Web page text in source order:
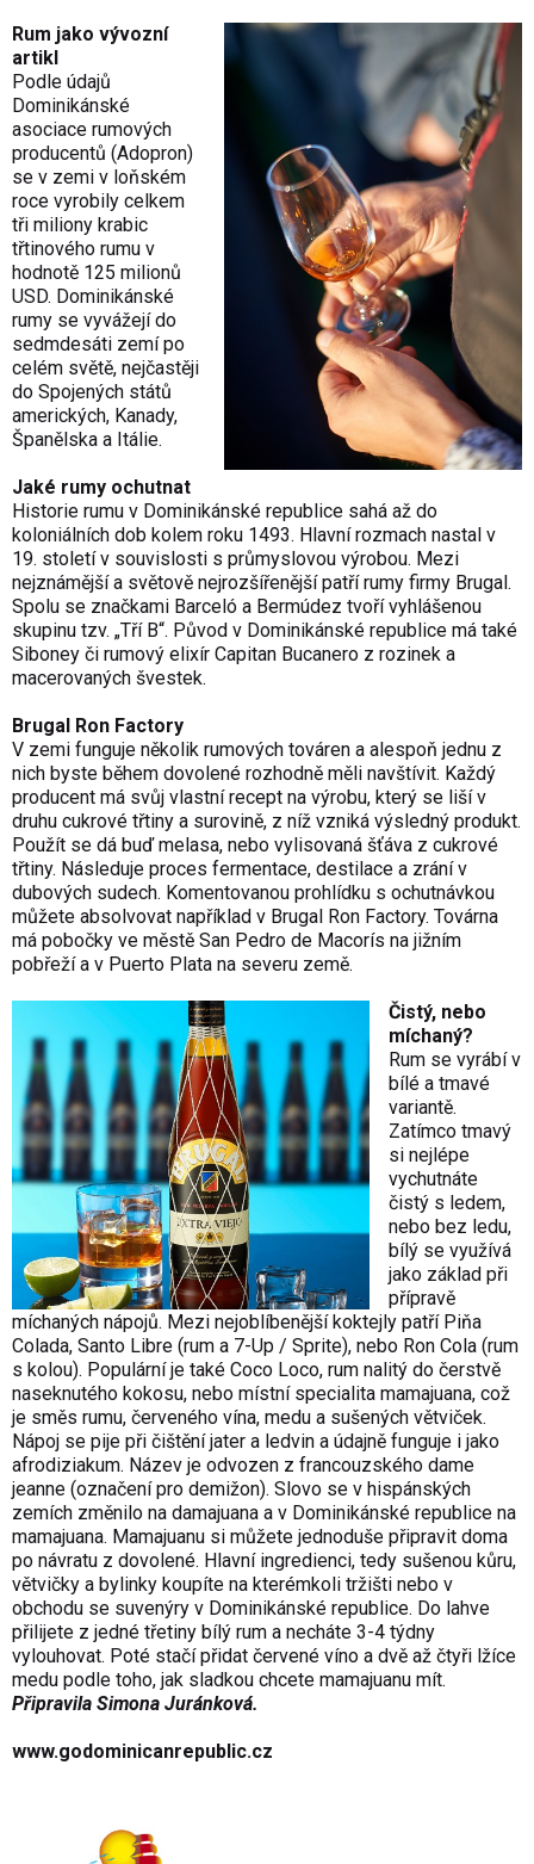
Rum jako vývozní
artikl
Podle údajů
Dominikánské
asociace rumových
producentů (Adopron)
se v zemi v loňském
roce vyrobily celkem
tři miliony krabic
třtinového rumu v
hodnotě 125 milionů
USD. Dominikánské
rumy se vyvážejí do
sedmdesáti zemí po
celém světě, nejčastěji
do Spojených států
amerických, Kanady,
Španělska a Itálie.
Jaké rumy ochutnat
Historie rumu v Dominikánské republice sahá až do
koloniálních dob kolem roku 1493. Hlavní rozmach nastal v
19. století v souvislosti s průmyslovou výrobou. Mezi
nejznámější a světově nejrozšířenější patří rumy firmy Brugal.
Spolu se značkami Barceló a Bermúdez tvoří vyhlášenou
skupinu tzv. „Tří B“. Původ v Dominikánské republice má také
Siboney či rumový elixír Capitan Bucanero z rozinek a
macerovaných švestek.
Brugal Ron Factory
V zemi funguje několik rumových továren a alespoň jednu z
nich byste během dovolené rozhodně měli navštívit. Každý
producent má svůj vlastní recept na výrobu, který se liší v
druhu cukrové třtiny a surovině, z níž vzniká výsledný produkt.
Použít se dá buď melasa, nebo vylisovaná šťáva z cukrové
třtiny. Následuje proces fermentace, destilace a zrání v
dubových sudech. Komentovanou prohlídku s ochutnávkou
můžete absolvovat například v Brugal Ron Factory. Továrna
má pobočky ve městě San Pedro de Macorís na jižním
pobřeží a v Puerto Plata na severu země.
Čistý, nebo
míchaný?
Rum se vyrábí v
bílé a tmavé
variantě.
Zatímco tmavý
si nejlépe
vychutnáte
čistý s ledem,
nebo bez ledu,
bílý se využívá
jako základ při
přípravě
míchaných nápojů. Mezi nejoblíbenější koktejly patří Piňa
Colada, Santo Libre (rum a 7-Up / Sprite), nebo Ron Cola (rum
s kolou). Populární je také Coco Loco, rum nalitý do čerstvě
naseknutého kokosu, nebo místní specialita mamajuana, což
je směs rumu, červeného vína, medu a sušených větviček.
Nápoj se pije při čištění jater a ledvin a údajně funguje i jako
afrodiziakum. Název je odvozen z francouzského dame
jeanne (označení pro demižon). Slovo se v hispánských
zemích změnilo na damajuana a v Dominikánské republice na
mamajuana. Mamajuanu si můžete jednoduše připravit doma
po návratu z dovolené. Hlavní ingredienci, tedy sušenou kůru,
větvičky a bylinky koupíte na kterémkoli tržišti nebo v
obchodu se suvenýry v Dominikánské republice. Do lahve
přilijete z jedné třetiny bílý rum a necháte 3-4 týdny
vylouhovat. Poté stačí přidat červené víno a dvě až čtyři lžíce
medu podle toho, jak sladkou chcete mamajuanu mít.
Připravila Simona Juránková.
www.godominicanrepublic.cz